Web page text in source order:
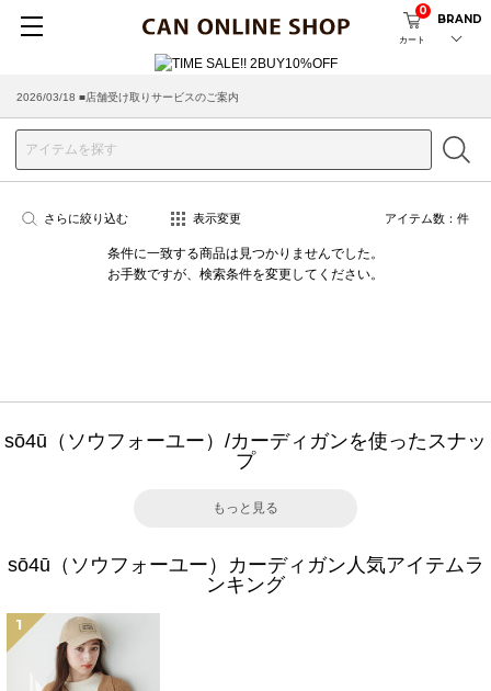
カート
0
BRAND
2026/03/18 ■店舗受け取りサービスのご案内
さらに絞り込む 表示変更 アイテム数： 件
条件に一致する商品は見つかりませんでした。
お手数ですが、検索条件を変更してください。
sō4ū（ソウフォーユー）/カーディガンを使ったスナッ
プ
もっと見る
sō4ū（ソウフォーユー）カーディガン人気アイテムラ
ンキング
1